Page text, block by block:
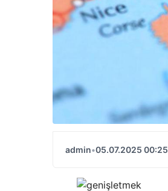
admin•05.07.2025 00:25